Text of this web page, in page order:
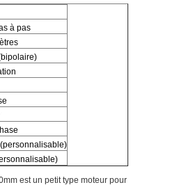
à pas
est un petit type moteur pour